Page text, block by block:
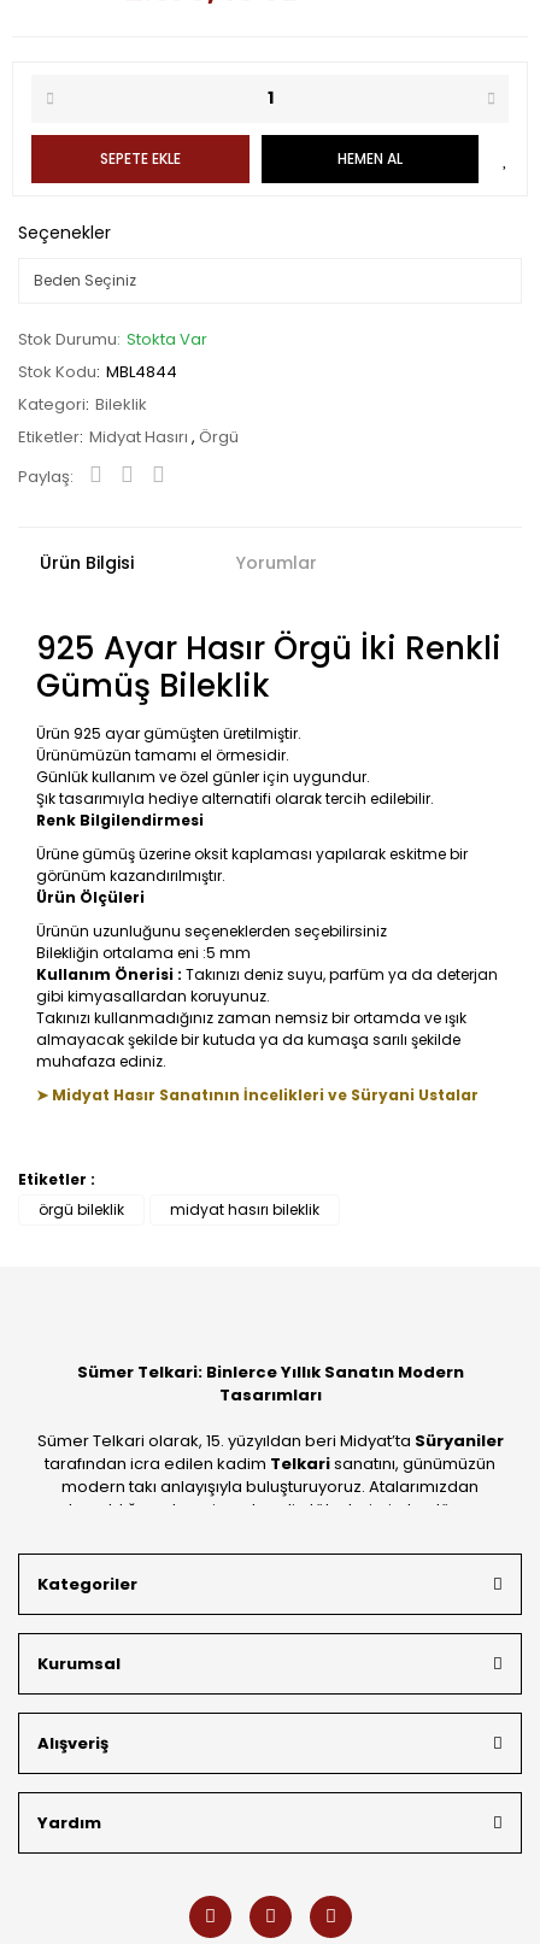
SEPETE EKLE HEMEN AL
Seçenekler
Stok Durumu Stokta Var
Stok Kodu MBL4844
Kategori Bileklik
Etiketler Midyat Hasırı , Örgü
Paylaş:
Ürün Bilgisi Yorumlar
925 Ayar Hasır Örgü İki Renkli
Gümüş Bileklik
Ürün 925 ayar gümüşten üretilmiştir.
Ürünümüzün tamamı el örmesidir.
Günlük kullanım ve özel günler için uygundur.
Şık tasarımıyla hediye alternatifi olarak tercih edilebilir.
Renk Bilgilendirmesi
Ürüne gümüş üzerine oksit kaplaması yapılarak eskitme bir
görünüm kazandırılmıştır.
Ürün Ölçüleri
Ürünün uzunluğunu seçeneklerden seçebilirsiniz
Bilekliğin ortalama eni :5 mm
Kullanım Önerisi : Takınızı deniz suyu, parfüm ya da deterjan
gibi kimyasallardan koruyunuz.
Takınızı kullanmadığınız zaman nemsiz bir ortamda ve ışık
almayacak şekilde bir kutuda ya da kumaşa sarılı şekilde
muhafaza ediniz.
➤ Midyat Hasır Sanatının İncelikleri ve Süryani Ustalar
Bu ürüne ilk yorumu siz yapın!
Etiketler :
örgü bileklik
midyat hasırı bileklik
Sümer Telkari: Binlerce Yıllık Sanatın Modern
Tasarımları
Sümer Telkari olarak, 15. yüzyıldan beri Midyat’ta Süryaniler
tarafından icra edilen kadim Telkarisanatını, günümüzün
modern takı anlayışıyla buluşturuyoruz. Atalarımızdan
devraldığımız bu mirası; kendi atölyelerimizde, dünya
Mardin’in tarihi dokusunu yansıtan geleneksel işlemeleri, her
bütçeye uygun
müşterilerimizin özel siparişlerini benzersiz bir titizlikle
hazırlıyor; köklü geçmişimizi geleceğin takı modasına
güvenle taşıyoruz.
Kategoriler
Kurumsal
Alışveriş
Yardım